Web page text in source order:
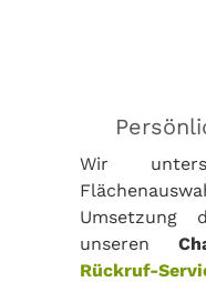
Wir
Umsetzung
unseren
Rückruf-